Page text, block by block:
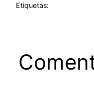
Etiquetas: